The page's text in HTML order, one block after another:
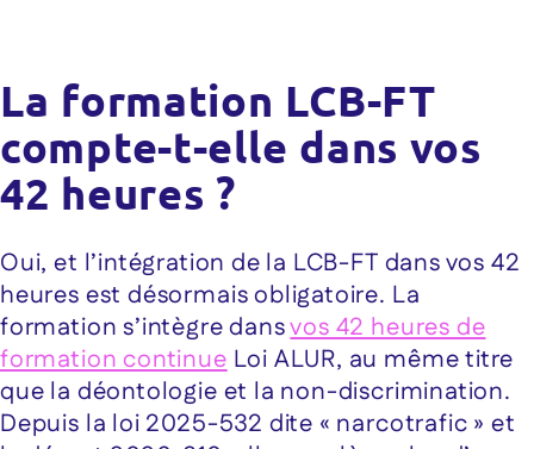
La formation LCB-FT
compte-t-elle dans vos
42 heures ?
Oui, et l’intégration de la LCB-FT dans vos 42
heures est désormais obligatoire. La
formation s’intègre dansvos 42 heures de
formation continueLoi ALUR, au même titre
que la déontologie et la non-discrimination.
Depuis la loi 2025-532 dite « narcotrafic » et